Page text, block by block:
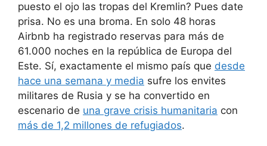
puesto el ojo las tropas del Kremlin? Pues date
prisa. No es una broma. En solo 48 horas
Airbnb ha registrado reservas para más de
61.000 noches en la república de Europa del
Este. Sí, exactamente el mismo país que desde
hace una semana y media sufre los envites
militares de Rusia y se ha convertido en
escenario de una grave crisis humanitaria con
más de 1,2 millones de refugiados.